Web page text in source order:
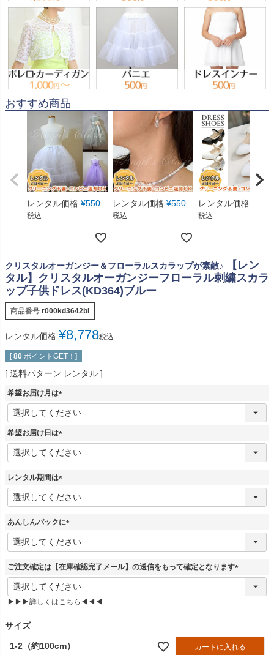
おすすめ商品
レンタル価格 ¥550
税込
レンタル価格 ¥550
税込
レンタル価格
税込
クリスタルオーガンジー＆フローラルスカラップが素敵♪
【レン
タル】クリスタルオーガンジーフローラル刺繍スカラ
ップ子供ドレス(KD364)ブルー
商品番号 r000kd3642bl
レンタル価格 ¥8,778税込
[ 80 ポイントGET！]
送料パターン レンタル
希望お届け月は
(
必
希望お届け日は
(
必
)
レンタル期間は
(
必
)
あんしんパックに
(
必
)
ご注文確定は【在庫確認完了メール】の送信をもって確定となります
(
▶▶▶詳しくはこちら◀◀◀
サイズ
1-2（約100cm） カートに入れる